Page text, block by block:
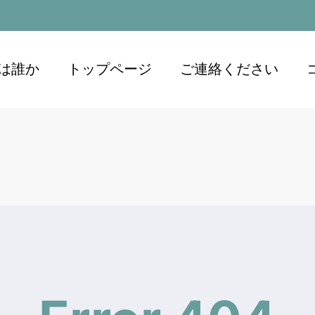
誰か トップページ ご連絡ください